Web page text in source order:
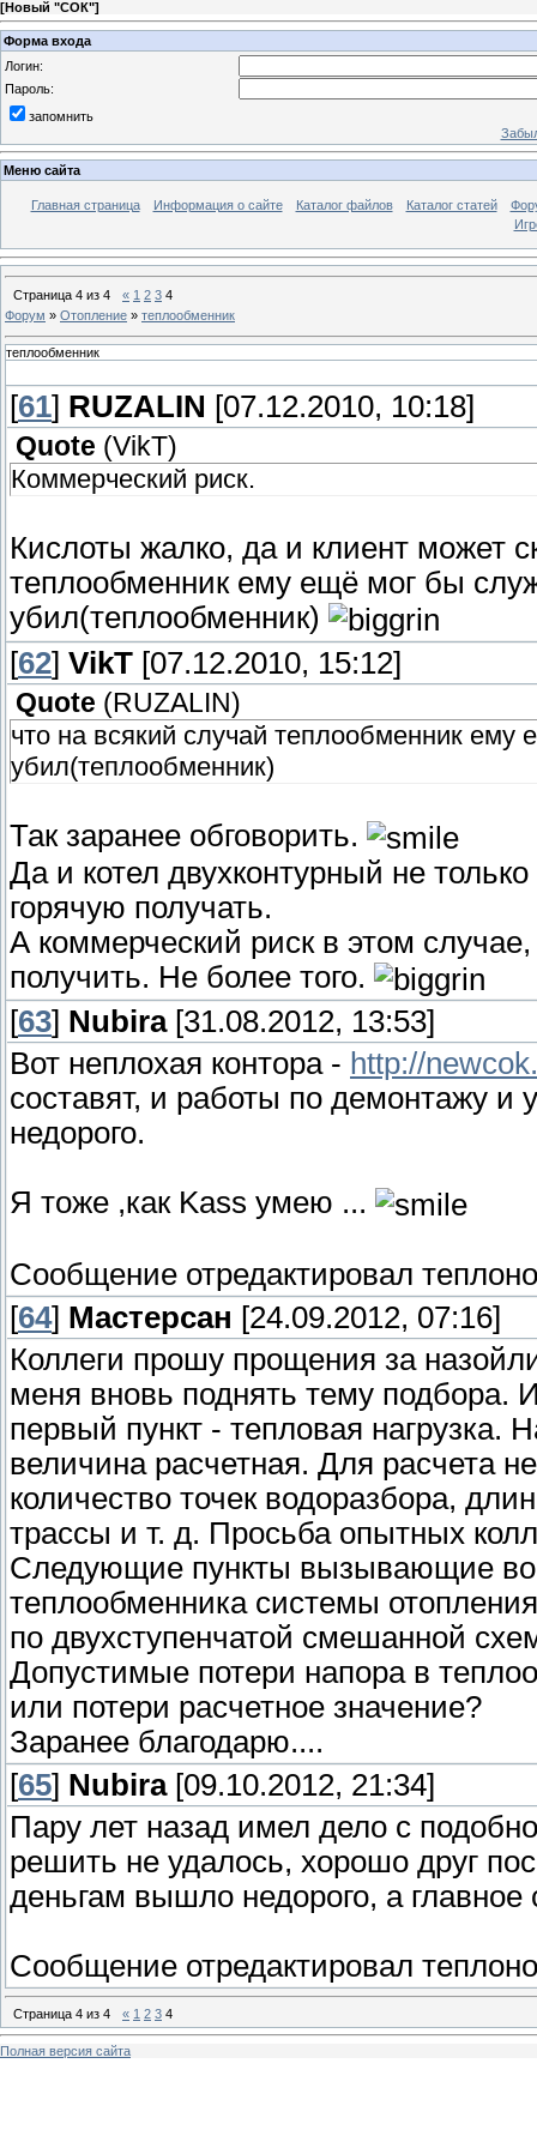
[Новый "СОК"]
Форма входа
Логин:
Пароль:
запомнить
Меню сайта
Главная страница Информация о сайте Каталог файлов Каталог статей
Страница 4 из 4 « 1 2 3 4
Форум » Отопление » теплообменник
теплообменник
[61] RUZALIN [07.12.2010, 10:18]
Quote (VikT)
Коммерческий риск.
Кислоты жалко, да и клиент может
теплообменник ему ещё мог бы
убил(теплообменник)
[62] VikT [07.12.2010, 15:12]
Quote ( RUZALIN )
что на всякий случай теплообменник
убил(теплообменник)
Так заранее обговорить.
Да и котел двухконтурный не
горячую получать.
А коммерческий риск в этом
получить. Не более того.
[63] Nubira[31.08.2012, 13:53]
Вот неплохая контора - http://
составят, и работы по демонтажу и
недорого.
Я тоже ,как Kass умею ...
Сообщение отредактировал
[64] Мастерсан [24.09.2012, 07:16]
Коллеги прошу прощения за
меня вновь поднять тему подбора.
первый пункт - тепловая нагрузка.
величина расчетная. Для расчета
количество точек водоразбора,
трассы и т. д. Просьба опытных
Следующие пункты вызывающие
теплообменника системы
по двухступенчатой смешанной
Допустимые потери напора в
или потери расчетное значение?
Заранее благодарю....
[65] Nubira[09.10.2012, 21:34]
Пару лет назад имел дело с
решить не удалось, хорошо друг
деньгам вышло недорого, а главное
Сообщение отредактировал
Страница 4 из 4 « 1 2 3 4
Полная версия сайта